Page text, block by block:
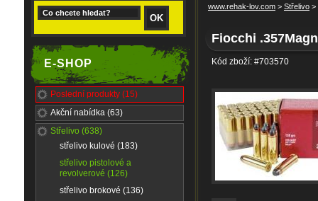
E-SHOP
Poslední produkty (15)
Akční nabídka (63)
Střelivo (638)
střelivo kulové (183)
střelivo pistolové a
revolverové (126)
střelivo brokové (136)
www.rehak-lov.com > Střelivo >
Fiocchi
Kód zboží: #703570